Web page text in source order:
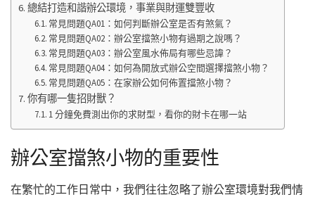
總結打造和諧辦公環境，事業與財運雙豐收
常見問題QA01：如何判斷辦公室是否有煞氣？
常見問題QA02：辦公室擋煞小物有過期之說嗎？
常見問題QA03：辦公室風水佈局有哪些忌諱？
常見問題QA04：如何為開放式辦公空間選擇擋煞小物？
常見問題QA05：在家辦公如何佈置擋煞小物？
你有哪一隻招財獸？
1 分鐘免費測出你的求財型，看你的財卡在哪一站
辦公室擋煞小物的重要性
在繁忙的工作日常中，我們往往忽略了辦公室環境對我們情